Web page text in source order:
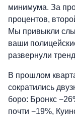
минимума. За
процентов,
Мы привыкли
ваши
развернули
В прошлом
сократились
боро: Бронкс
почти −19%,